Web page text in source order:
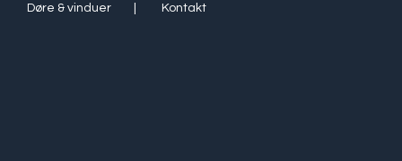
Døre & vinduer Kontakt